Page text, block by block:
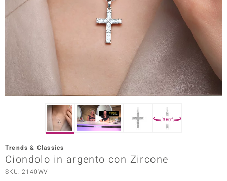
SELECTION
Paraíso
360°
Trends & Classics
Ciondolo in argento con Zircone
SKU: 2140WV